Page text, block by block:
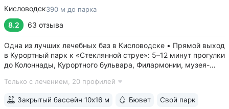
Кисловодск390 м до парка
8.2 63 отзыва
Одна из лучших лечебных баз в Кисловодске • Прямой выход
в Курортный парк к «Стеклянной струе»: 5–12 минут прогулки
до Колоннады, Курортного бульвара, Филармонии, музея-
курортов: «Ессентуки-4» и «Славяновская» (Железноводск).
Только с лечением, 20 профилей
Закрытый бассейн 10х16 м Бювет Свой парк